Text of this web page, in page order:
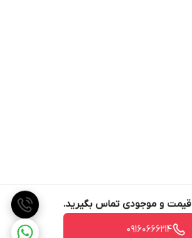
قیمت و موجودی تماس بگیرید.
09160666214